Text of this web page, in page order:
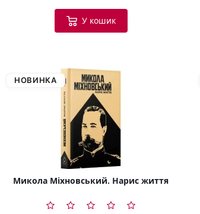
У кошик
НОВИНКА
Микола Міхновський. Нарис життя